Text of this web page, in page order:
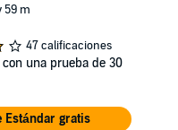
59 m
47 calificaciones
con una prueba de 30
Estándar gratis